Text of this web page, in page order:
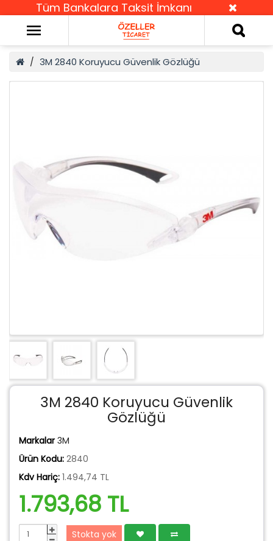
Tüm Bankalara Taksit İmkanı
3M 2840 Koruyucu Güvenlik Gözlüğü
3M 2840 Koruyucu Güvenlik
Gözlüğü
Markalar 3M
Ürün Kodu: 2840
Kdv Hariç: 1.494,74 TL
1.793,68 TL
Stokta yok